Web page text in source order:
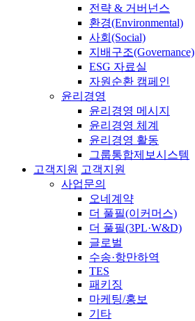
전략 & 거버넌스
환경(Environmental)
사회(Social)
지배구조(Governance)
ESG 자료실
자원순환 캠페인
윤리경영
윤리경영 메시지
윤리경영 체계
윤리경영 활동
그룹통합제보시스템
고객지원 고객지원
사업문의
오네계약
더 풀필(이커머스)
더 풀필(3PL·W&D)
글로벌
수송·항만하역
TES
패키징
마케팅/홍보
기타